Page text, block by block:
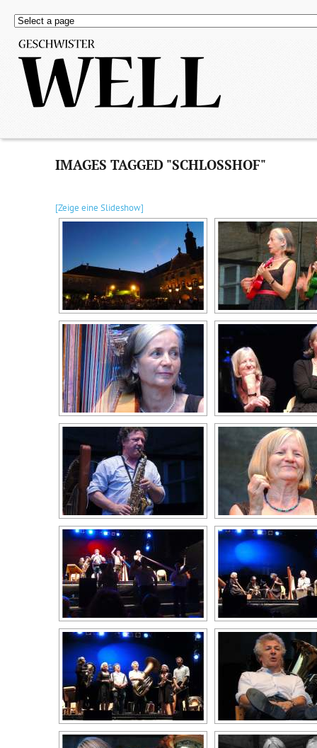
IMAGES TAGGED "SCHLOSSHOF"
[Zeige eine Slideshow]